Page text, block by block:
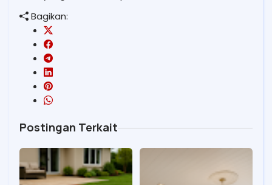
Bagikan:
Postingan Terkait